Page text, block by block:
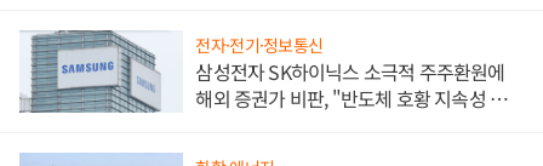
전자·전기·정보통신
삼성전자 SK하이닉스 소극적 주주환원에
해외 증권가 비판, "반도체 호황 지속성 의